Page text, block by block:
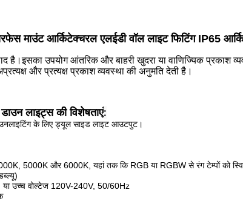
माउंट आर्किटेक्चरल एलईडी वॉल लाइट फिटिंग IP65
है।इसका उपयोग आंतरिक और बाहरी खुदरा या वाणिज्यिक प्रकाश
और प्रत्यक्ष प्रकाश व्यवस्था की अनुमति देती है।
लाइट्स की विशेषताएं:
के लिए ड्यूल साइड लाइट आउटपुट।
5000K और 6000K, यहां तक ​​कि RGB या RGBW से रंग टेम्पों को
उच्च वोल्टेज 120V-240V, 50/60Hz